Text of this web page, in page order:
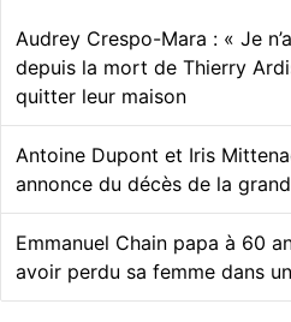
Audrey Crespo-Mara : « Je
depuis la mort de Thierry
quitter leur maison
Antoine Dupont et Iris
annonce du décès de la
Emmanuel Chain papa à 60
avoir perdu sa femme dans